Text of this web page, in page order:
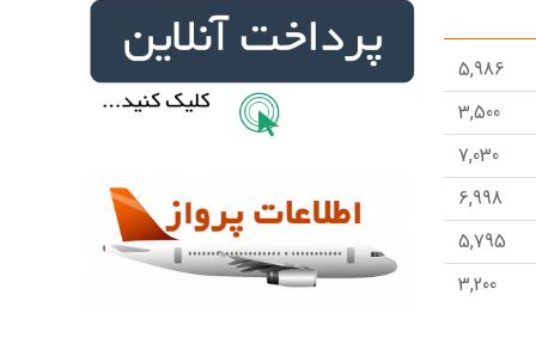
5,986
3,500
7,030
6,998
5,795
3,200